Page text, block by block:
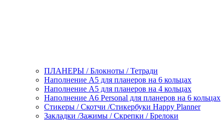
ПЛАНЕРЫ / Блокноты / Тетради
Наполнение А5 для планеров на 6 кольцах
Наполнение А5 для планеров на 4 кольцах
Наполнение А6 Personal для планеров на 6 кольцах
Стикеры / Скотчи /Стикербуки Happy Planner
Закладки /Зажимы / Скрепки / Брелоки